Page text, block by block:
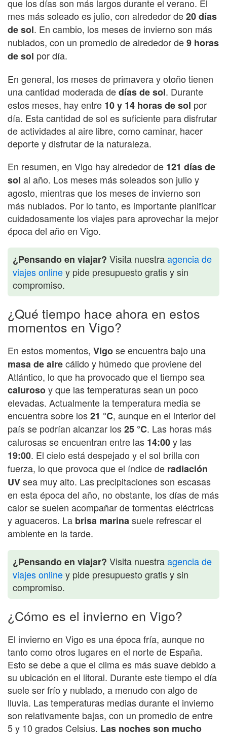
que los días son más largos durante el verano. El
mes más soleado es julio, con alrededor de20 días
de sol. En cambio, los meses de invierno son más
nublados, con un promedio de alrededor de9 horas
de sol por día.
En general, los meses de primavera y otoño tienen
una cantidad moderada dedías de sol. Durante
estos meses, hay entre 10 y 14 horas de sol por
día. Esta cantidad de sol es suficiente para disfrutar
de actividades al aire libre, como caminar, hacer
deporte y disfrutar de la naturaleza.
En resumen, en Vigo hay alrededor de 121 días de
sol al año. Los meses más soleados son julio y
agosto, mientras que los meses de invierno son
más nublados. Por lo tanto, es importante planificar
cuidadosamente los viajes para aprovechar la mejor
época del año en Vigo.
¿Pensando en viajar? Visita nuestraagencia de
viajes onliney pide presupuesto gratis y sin
compromiso.
¿Qué tiempo hace ahora en estos
momentos en Vigo?
En estos momentos, Vigose encuentra bajo una
masa de airecálido y húmedo que proviene del
Atlántico, lo que ha provocado que el tiempo sea
calurosoy que las temperaturas sean un poco
elevadas. Actualmente la temperatura media se
encuentra sobre los21 °C, aunque en el interior del
país se podrían alcanzar los25 °C. Las horas más
calurosas se encuentran entre las 14:00y las
19:00. El cielo está despejado y el sol brilla con
fuerza, lo que provoca que el índice de radiación
UVsea muy alto. Las precipitaciones son escasas
en esta época del año, no obstante, los días de más
calor se suelen acompañar de tormentas eléctricas
y aguaceros. La brisa marinasuele refrescar el
ambiente en la tarde.
¿Pensando en viajar? Visita nuestraagencia de
viajes onliney pide presupuesto gratis y sin
compromiso.
¿Cómo es el invierno en Vigo?
El invierno en Vigo es una época fría, aunque no
tanto como otros lugares en el norte de España.
Esto se debe a que el clima es más suave debido a
su ubicación en el litoral. Durante este tiempo el día
suele ser frío y nublado, a menudo con algo de
lluvia. Las temperaturas medias durante el invierno
son relativamente bajas, con un promedio de entre
5 y 10 grados Celsius. Las noches son mucho